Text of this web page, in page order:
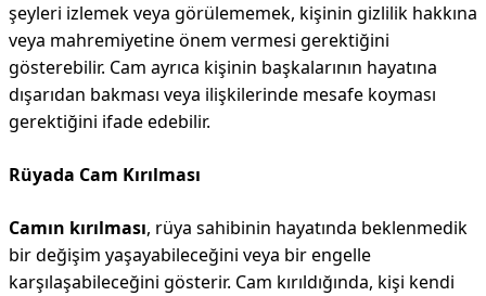
şeyleri izlemek veya görülememek, kişinin gizlilik hakkına
veya mahremiyetine önem vermesi gerektiğini
gösterebilir. Cam ayrıca kişinin başkalarının hayatına
dışarıdan bakması veya ilişkilerinde mesafe koyması
gerektiğini ifade edebilir.
Rüyada Cam Kırılması
Camın kırılması, rüya sahibinin hayatında beklenmedik
bir değişim yaşayabileceğini veya bir engelle
karşılaşabileceğini gösterir. Cam kırıldığında, kişi kendi